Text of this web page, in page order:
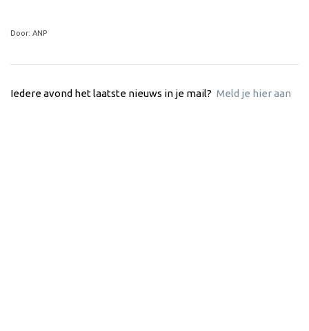
Door: ANP
Iedere avond het laatste nieuws in je mail? Meld je hier aan